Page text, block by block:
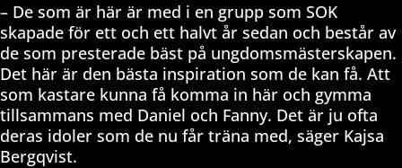
– De som är här är med i en grupp som SOK
skapade för ett och ett halvt år sedan och består av
de som presterade bäst på ungdomsmästerskapen.
Det här är den bästa inspiration som de kan få. Att
som kastare kunna få komma in här och gymma
tillsammans med Daniel och Fanny. Det är ju ofta
deras idoler som de nu får träna med, säger Kajsa
Bergqvist.